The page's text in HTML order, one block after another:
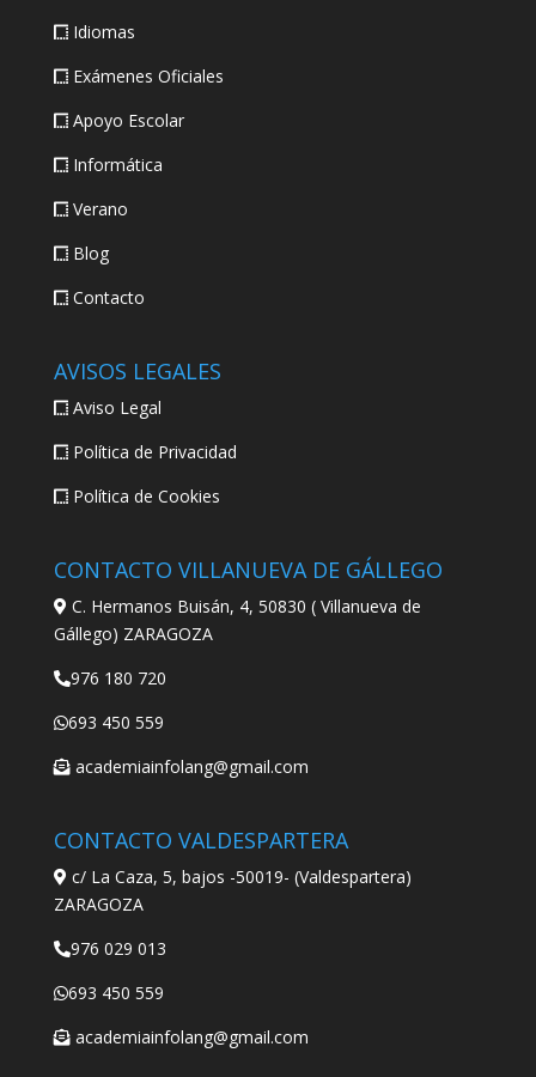
Idiomas
Exámenes Oficiales
Apoyo Escolar
Informática
Verano
Blog
Contacto
AVISOS LEGALES
Aviso Legal
Política de Privacidad
Política de Cookies
CONTACTO VILLANUEVA DE GÁLLEGO
C. Hermanos Buisán, 4, 50830 ( Villanueva de
Gállego) ZARAGOZA
976 180 720
693 450 559
academiainfolang@gmail.com
CONTACTO VALDESPARTERA
c/ La Caza, 5, bajos -50019- (Valdespartera)
ZARAGOZA
976 029 013
693 450 559
academiainfolang@gmail.com